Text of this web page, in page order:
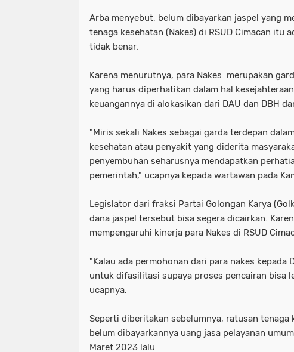
Arba menyebut, belum dibayarkan jaspel yang
tenaga kesehatan (Nakes) di RSUD Cimacan itu
tidak benar.
Karena menurutnya, para Nakes merupakan
yang harus diperhatikan dalam hal
keuangannya di alokasikan dari DAU dan DBH
"Miris sekali Nakes sebagai garda terdepan
kesehatan atau penyakit yang diderita
penyembuhan seharusnya mendapatkan
pemerintah," ucapnya kepada wartawan pada
Legislator dari fraksi Partai Golongan Karya
dana jaspel tersebut bisa segera dicairkan.
mempengaruhi kinerja para Nakes di RSUD
"Kalau ada permohonan dari para nakes kepada
untuk difasilitasi supaya proses pencairan bisa
ucapnya.
Seperti diberitakan sebelumnya, ratusan tenaga
belum dibayarkannya uang jasa pelayanan
Maret 2023 lalu